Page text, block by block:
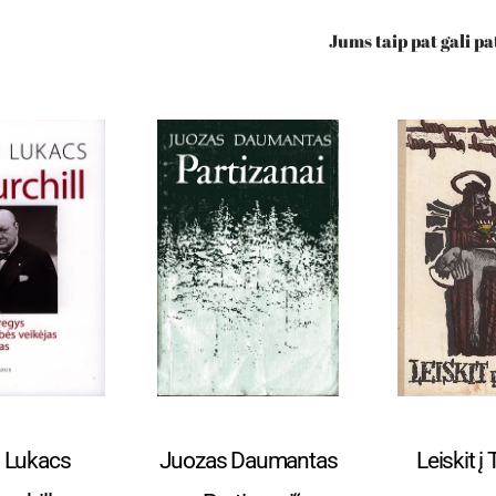
Jums taip pat gali
Juozas Daumantas
Leiskit į